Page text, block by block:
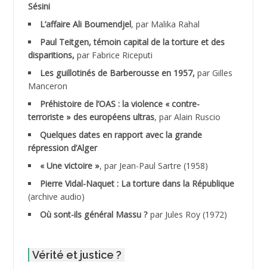
ADALMI
ADANE Ramdane *
ADDAD
ADDALA Boualem*
ADDANE
ADDECHE Rachid
ADELIOUAT Vve AIT SAADA
Sésini
L’affaire Ali Boumendjel, par Malika Rahal
Paul Teitgen, témoin capital de la torture et des
disparitions, par Fabrice Riceputi
Les guillotinés de Barberousse en 1957, par Gilles
Manceron
Préhistoire de l’OAS : la violence « contre-
terroriste » des européens ultras, par Alain Ruscio
Quelques dates en rapport avec la grande
répression d’Alger
« Une victoire », par Jean-Paul Sartre (1958)
Pierre Vidal-Naquet : La torture dans la République
(archive audio)
Où sont-ils général Massu ? par Jules Roy (1972)
Vérité et justice ?